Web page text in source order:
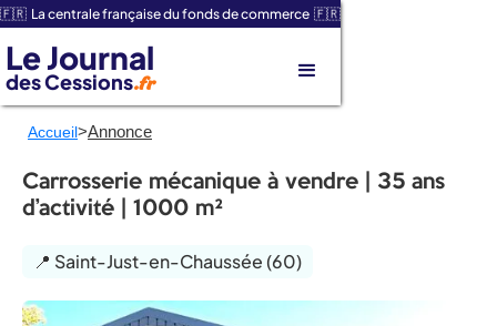
🇫🇷 La centrale française du fonds de commerce 🇫🇷
Le Journal
des Cessions.fr
Accueil>Annonce
Carrosserie mécanique à vendre | 35 ans
d’activité | 1000 m²
📍 Saint-Just-en-Chaussée (60)